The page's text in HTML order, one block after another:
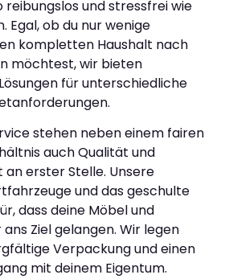
reibungslos und stressfrei wie
Egal, ob du nur wenige
kompletten Haushalt nach
möchtest, wir bieten
für unterschiedliche
stehen neben einem fairen
auch Qualität und
an erster Stelle. Unsere
und das geschulte
dass deine Möbel und
Ziel gelangen. Wir legen
Verpackung und einen
mit deinem Eigentum.